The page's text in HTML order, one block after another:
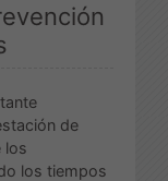
de
los
los tiempos